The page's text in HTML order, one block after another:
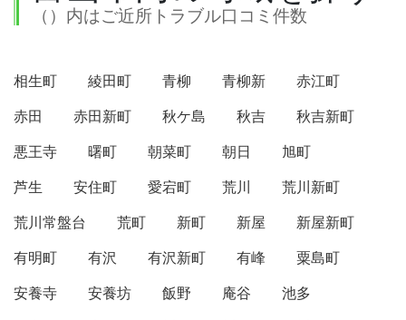
（）内はご近所トラブル口コミ件数
相生町 綾田町 青柳 青柳新
赤江町
赤田
赤田新町 秋ケ島 秋吉
秋吉新町
悪王寺
曙町 朝菜町 朝日
旭町
芦生
安住町 愛宕町 荒川
荒川新町
荒川常盤台
荒町 新町 新屋
新屋新町
有明町
有沢 有沢新町 有峰
粟島町
安養寺
安養坊 飯野 庵谷
池多